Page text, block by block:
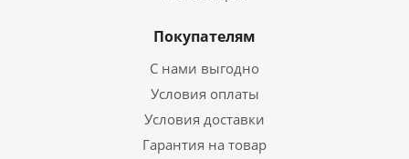
Покупателям
С нами выгодно
Условия оплаты
Условия доставки
Гарантия на товар